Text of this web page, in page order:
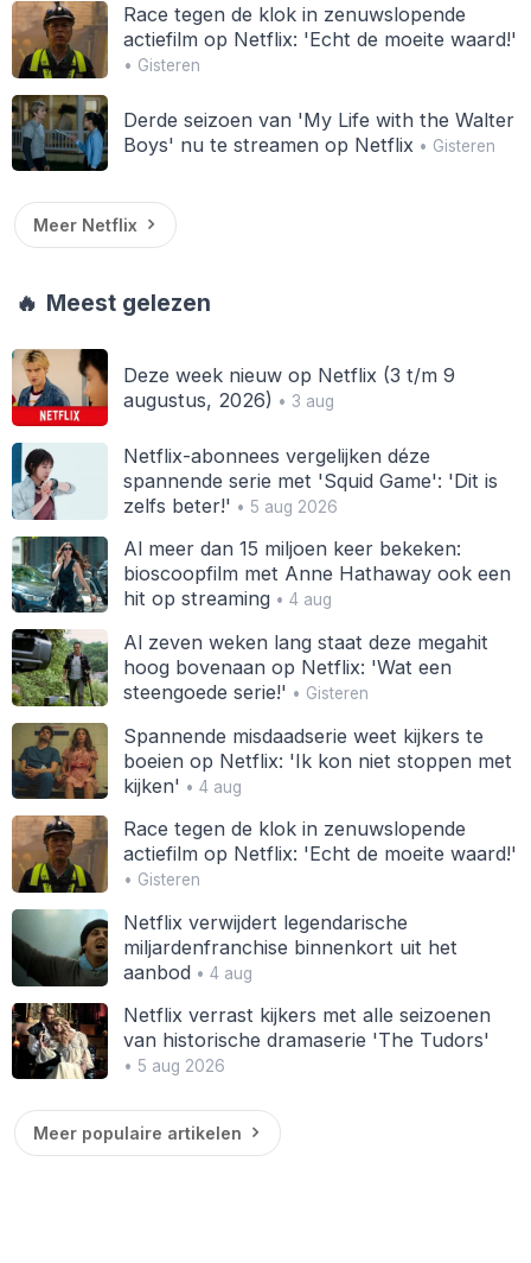
Race tegen de klok in zenuwslopende
actiefilm op Netflix: 'Echt de moeite waard!'
• Gisteren
Derde seizoen van 'My Life with the Walter
Boys' nu te streamen op Netflix • Gisteren
Meer Netflix
🔥 Meest gelezen
Deze week nieuw op Netflix (3 t/m 9
augustus, 2026) • 3 aug
Netflix-abonnees vergelijken déze
spannende serie met 'Squid Game': 'Dit is
zelfs beter!' • 5 aug 2026
Al meer dan 15 miljoen keer bekeken:
bioscoopfilm met Anne Hathaway ook een
hit op streaming• 4 aug
Al zeven weken lang staat deze megahit
hoog bovenaan op Netflix: 'Wat een
steengoede serie!' • Gisteren
Spannende misdaadserie weet kijkers te
boeien op Netflix: 'Ik kon niet stoppen met
kijken' • 4 aug
Race tegen de klok in zenuwslopende
actiefilm op Netflix: 'Echt de moeite waard!'
• Gisteren
Netflix verwijdert legendarische
miljardenfranchise binnenkort uit het
aanbod • 4 aug
Netflix verrast kijkers met alle seizoenen
van historische dramaserie 'The Tudors'
• 5 aug 2026
Meer populaire artikelen